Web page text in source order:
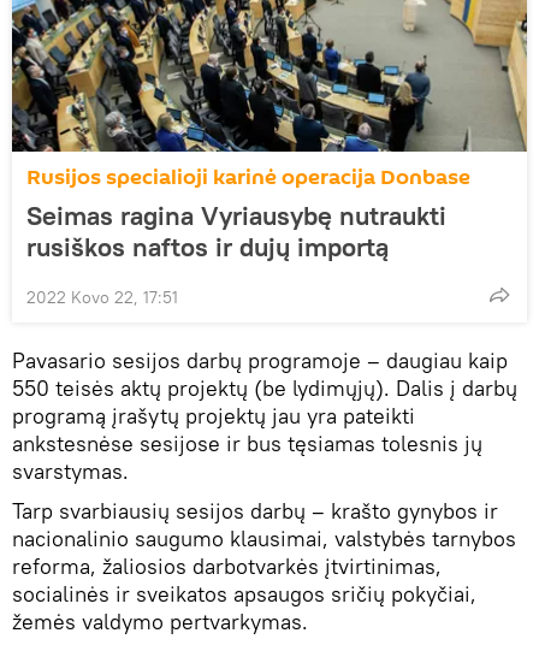
Rusijos specialioji karinė operacija Donbase
Seimas ragina Vyriausybę nutraukti
rusiškos naftos ir dujų importą
2022 Kovo 22, 17:51
Pavasario sesijos darbų programoje – daugiau kaip
550 teisės aktų projektų (be lydimųjų). Dalis į darbų
programą įrašytų projektų jau yra pateikti
ankstesnėse sesijose ir bus tęsiamas tolesnis jų
svarstymas.
Tarp svarbiausių sesijos darbų – krašto gynybos ir
nacionalinio saugumo klausimai, valstybės tarnybos
reforma, žaliosios darbotvarkės įtvirtinimas,
socialinės ir sveikatos apsaugos sričių pokyčiai,
žemės valdymo pertvarkymas.